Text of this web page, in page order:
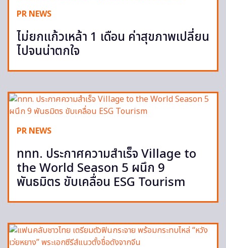
PR NEWS
ไม่ยกแก้วเหล้า 1 เดือน ค่าสุขภาพเปลี่ยน
ไปจนน่าตกใจ
PR NEWS
ททท. ประกาศความสำเร็จ Village to
the World Season 5 ผนึก 9
พันธมิตร ขับเคลื่อน ESG Tourism